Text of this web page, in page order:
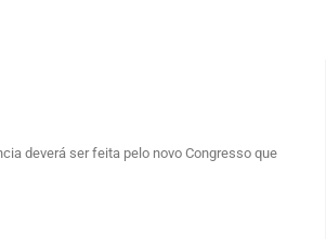
deverá ser feita pelo novo Congresso que